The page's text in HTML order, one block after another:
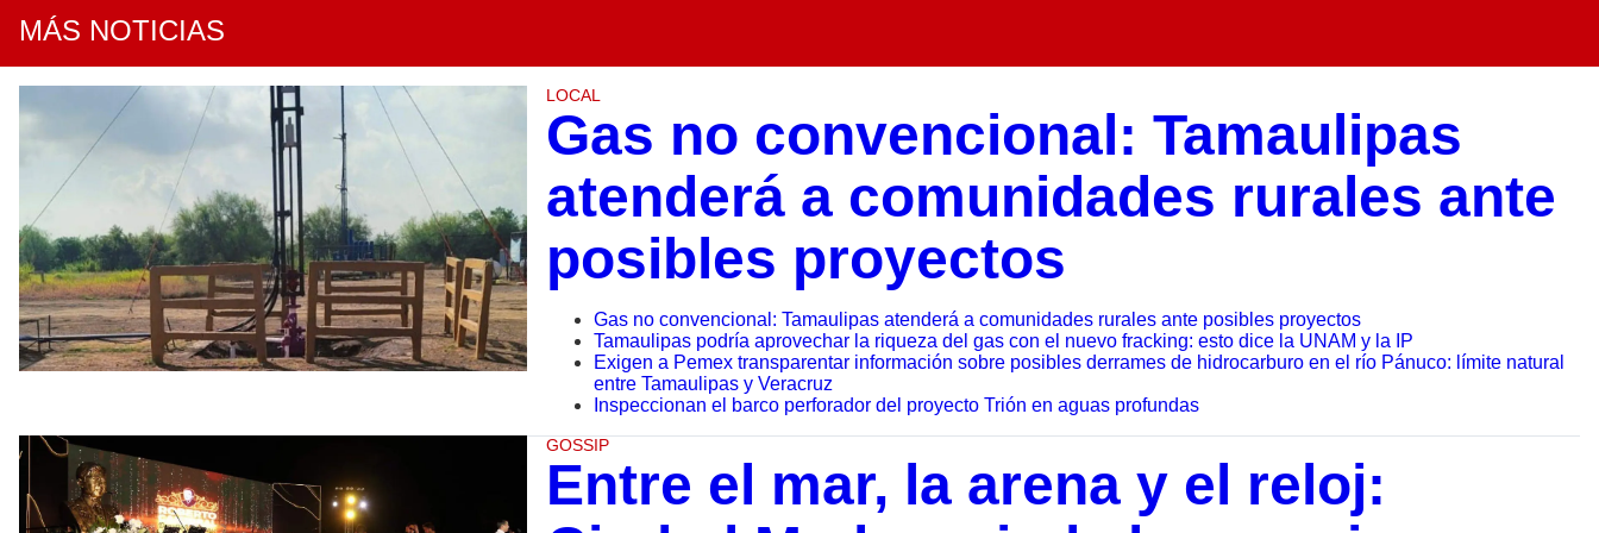
MÁS NOTICIAS
LOCAL
Gas no convencional: Tamaulipas
atenderá a comunidades rurales ante
posibles proyectos
Gas no convencional: Tamaulipas atenderá a comunidades rurales ante posibles proyectos
Tamaulipas podría aprovechar la riqueza del gas con el nuevo fracking: esto dice la UNAM y la IP
Exigen a Pemex transparentar información sobre posibles derrames de hidrocarburo en el río Pánuco: límite natural
entre Tamaulipas y Veracruz
Inspeccionan el barco perforador del proyecto Trión en aguas profundas
GOSSIP
Entre el mar, la arena y el reloj: